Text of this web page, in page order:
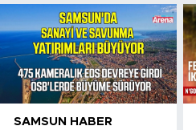
SAMSUN HABER